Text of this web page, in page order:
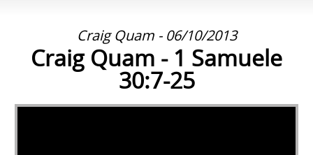
Craig Quam - 06/10/2013
Craig Quam - 1 Samuele
30:7-25